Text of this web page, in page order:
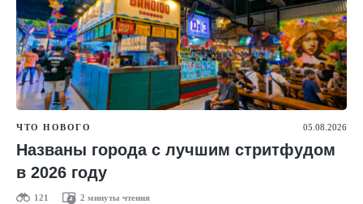
ЧТО НОВОГО 05.08.2026
Названы города с лучшим стритфудом
в 2026 году
121 2 минуты чтения